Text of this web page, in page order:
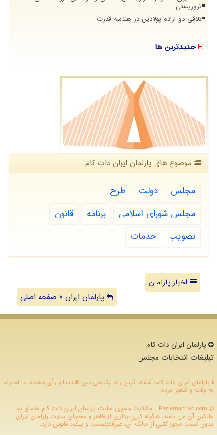
تروریستی
تلاقی دو اراده پولادین در هندسه قدرت
جدیدترین ها
موضوع های پارلمان ایران دات كام
مجلس دولت
طرح
مجلس شورای اسلامی
برنامه
قانون
تصویب
خدمات
اخبار پارلمان
پارلمان ایران » صفحه اصلی
پارلمان ایران دات كام
تبلیغات انتخابات مجلس
پارلمان ایران دات کام؛ شفاف ترین راه ارتباطی بین کاندیدا و رأی دهنده، با احترام
به وقت و شعور مردم
ParlemanIran.com - مالکیت معنوی سایت پارلمان ایران دات كام متعلق به
مالکین آن می باشد. هرگونه کپی برداری از ظاهر و محتوای سایت پارلمان ایران،
بدون کسب مجوز کتبی از مالک آن، غیرقانونیست و پیگرد قانونی دارد.